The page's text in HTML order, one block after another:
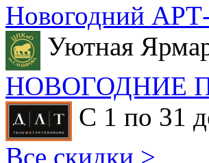
Новогодний
Уютная
НОВОГОДНИЕ
С 1 по 31
Все скидки >